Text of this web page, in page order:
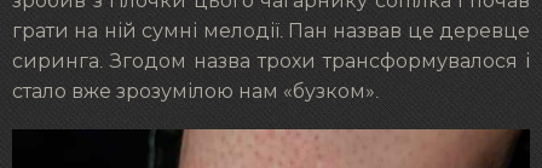
грати на ній сумні мелодії. Пан назвав це деревце
сиринга. Згодом назва трохи трансформувалося і
стало вже зрозумілою нам «бузком».